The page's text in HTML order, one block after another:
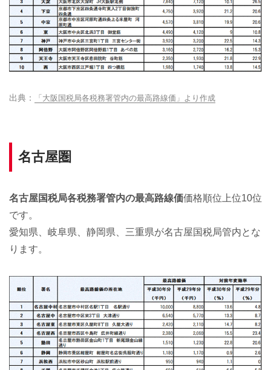
「大阪国税局各税務署管内の最高路線価」より作成
名古屋圏
名古屋国税局各税務署管内の最高路線価価格順位上位10位
です。
愛知県、岐阜県、静岡県、三重県が名古屋国税局管内とな
ります。